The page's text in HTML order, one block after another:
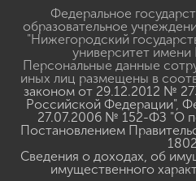
Федеральное
образовательное
"Нижегородский
университет
Персональные данные
иных лиц размещены в
законом от 29.12.2012 №
Российской Федерации",
27.07.2006 № 152-ФЗ "О
Постановлением
1802
Сведения о доходах, об
имущественного